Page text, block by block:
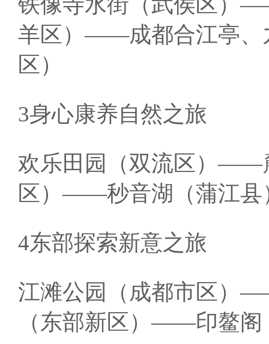
羊区）——成都合江亭、
区）
3身心康养自然之旅
欢乐田园（双流区）——
区）——秒音湖（蒲江
4东部探索新意之旅
江滩公园（成都市区）
（东部新区）——印鳌